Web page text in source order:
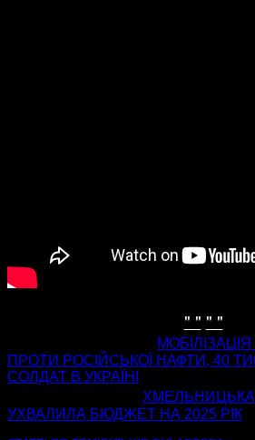
" " " "
ПРОТИ РОСІЙСЬКОЇ НАФТИ, 40
СОЛДАТ В УКРАЇНІ
ХМЕЛЬНИЦЬКА
УХВАЛИЛА БЮДЖЕТ НА 2025 РІК